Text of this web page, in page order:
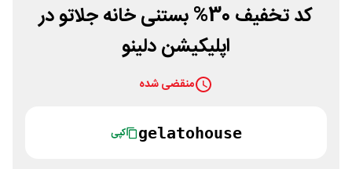
کد تخفیف 30% بستنی خانه جلاتو در
اپلیکیشن دلینو
منقضی شده
gelatohouse کپی